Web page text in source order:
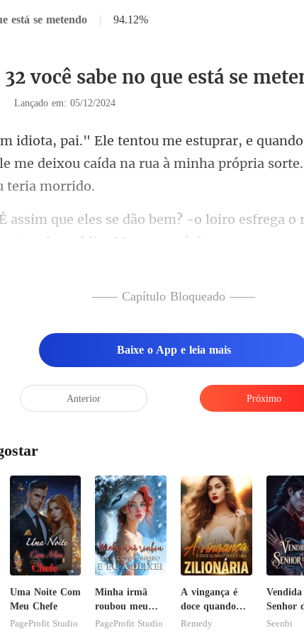
está se metendo | 94.12%
você sabe no que está se
Lançado em: 05/12/2024
me deixou caída na rua à minh
o
Aquele maldito Marcus verá do
—— Capítulo Bloqueado ——
Baixe o App e leia mais
Anterior Próximo
Uma Noite Com
Meu Chefe
PageProfit Studio
Minha irmã
roubou meu
companheiro e
PageProfit Studio
A vingança é
doce quando
você é uma
Remedy
Vendida
Senhor
Seenbi